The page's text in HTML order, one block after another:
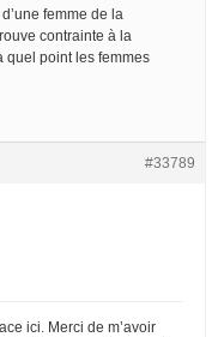
femme de la
contrainte à la
quel point les femmes
#33789
ici. Merci de m’avoir